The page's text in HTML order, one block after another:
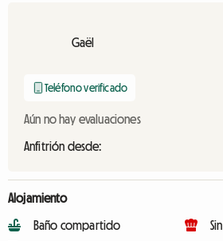
Gaël
Teléfono verificado
Aún no hay evaluaciones
Anfitrión desde:
Alojamiento
Baño compartido